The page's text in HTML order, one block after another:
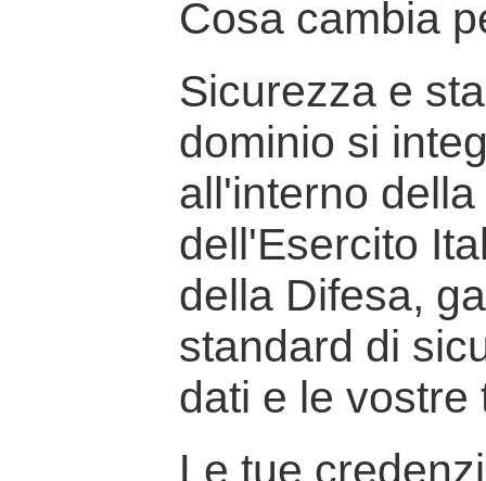
Cosa cambia
Sicurezza e
dominio si
all'interno
dell'Esercito
della Difesa,
standard di
dati e le vostre
Le tue